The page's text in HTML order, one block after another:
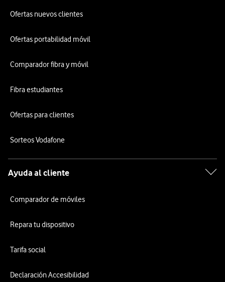
Ofertas nuevos clientes
Ofertas portabilidad móvil
Comparador fibra y móvil
Fibra estudiantes
Ofertas para clientes
Sorteos Vodafone
Ayuda al cliente
Comparador de móviles
Repara tu dispositivo
Tarifa social
Declaración Accesibilidad